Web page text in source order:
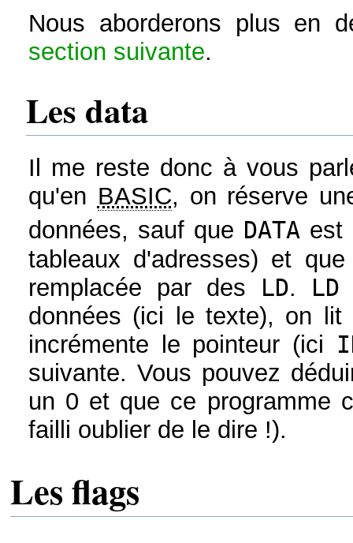
Nous aborderons plus en
section suivante.
Les data
Il me reste donc à vous
qu'en BASIC, on réserve
données, sauf que DATA est
tableaux d'adresses) et
remplacée par des LD. LD
données (ici le texte), on
incrémente le pointeur (ici
suivante. Vous pouvez
un 0 et que ce programme
failli oublier de le dire !).
Les flags